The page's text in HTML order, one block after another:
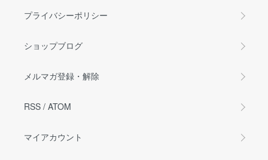
プライバシーポリシー
ショップブログ
メルマガ登録・解除
RSS / ATOM
マイアカウント